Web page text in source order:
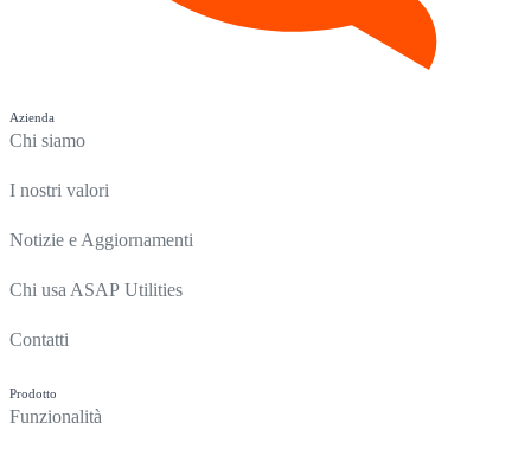
Azienda
Chi siamo
I nostri valori
Notizie e Aggiornamenti
Chi usa ASAP Utilities
Contatti
Prodotto
Funzionalità